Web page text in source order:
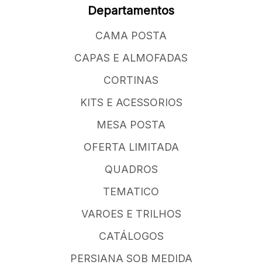
Departamentos
CAMA POSTA
CAPAS E ALMOFADAS
CORTINAS
KITS E ACESSORIOS
MESA POSTA
OFERTA LIMITADA
QUADROS
TEMATICO
VAROES E TRILHOS
CATÁLOGOS
PERSIANA SOB MEDIDA